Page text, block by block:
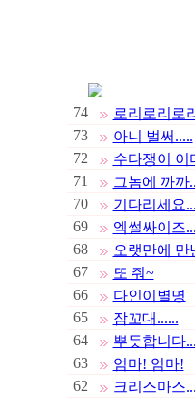
74
로리로리로
73
아니 벌써.....
72
수다쟁이 이
71
그놈에 까까
70
기다리세요
69
엑썰싸이즈
68
오랫만에 만
67
또 줘~
66
다인이별명
65
잠꼬대......
64
뿌듯합니다
63
엄마! 엄마!
62
크리스마스